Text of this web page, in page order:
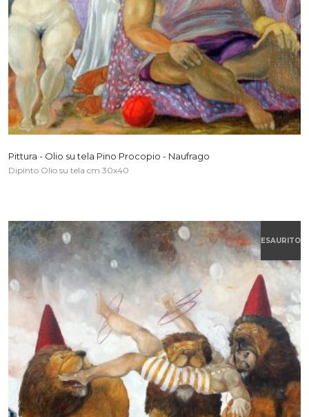
Pittura - Olio su tela Pino Procopio - Naufrago
Dipinto Olio su tela cm 30x40
ESAURITO